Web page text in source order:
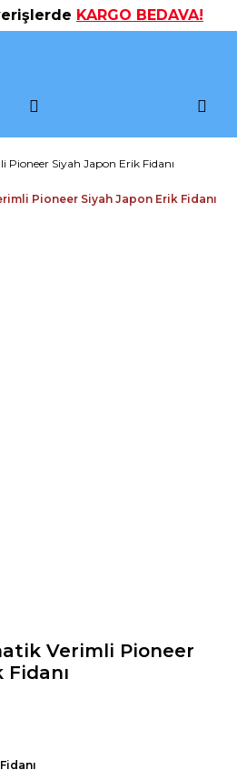
KARGO BEDAVA!
Verimli Pioneer